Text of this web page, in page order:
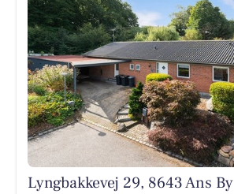
Lyngbakkevej 29, 8643 Ans By